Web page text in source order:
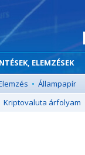
ELEMZÉSEK
• Állampapír
Kriptovaluta árfolyam